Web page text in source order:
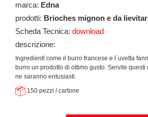
marca: Edna
prodotti: Brioches mignon e da
Scheda Tecnica: download
descrizione:
Ingredienti come il burro francese e l´uvetta
burro un prodotto di ottimo gusto. Servite questi
ne saranno entusiasti.
150 pezzi / cartone